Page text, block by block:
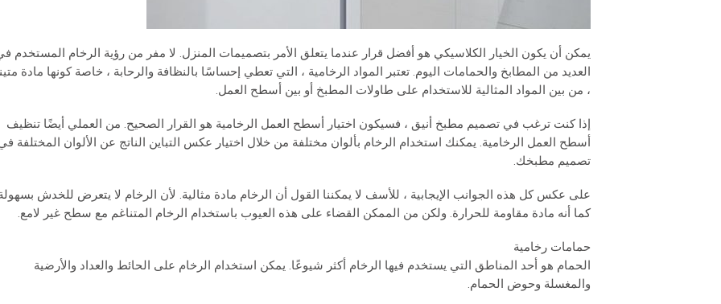
يمكن أن يكون الخيار الكلاسيكي هو أفضل قرار عندما يتعلق الأمر بتصميمات المنزل. لا مفر من رؤية الرخام المستخدم
العديد من المطابخ والحمامات اليوم. تعتبر المواد الرخامية ، التي تعطي إحساسًا بالنظافة والرحابة ، خاصة كونها مادة
، من بين المواد المثالية للاستخدام على طاولات المطبخ أو بين أسطح العمل.
إذا كنت ترغب في تصميم مطبخ أنيق ، فسيكون اختيار أسطح العمل الرخامية هو القرار الصحيح. من العملي أيضًا تنظيف
أسطح العمل الرخامية. يمكنك استخدام الرخام بألوان مختلفة من خلال اختيار عكس التباين الناتج عن الألوان المختلفة
تصميم مطبخك.
على عكس كل هذه الجوانب الإيجابية ، للأسف لا يمكننا القول أن الرخام مادة مثالية. لأن الرخام لا يتعرض للخدش
كما أنه مادة مقاومة للحرارة. ولكن من الممكن القضاء على هذه العيوب باستخدام الرخام المتناغم مع سطح غير لامع.
حمامات رخامية
الحمام هو أحد المناطق التي يستخدم فيها الرخام أكثر شيوعًا. يمكن استخدام الرخام على الحائط والعداد والأرضية
والمغسلة وحوض الحمام.